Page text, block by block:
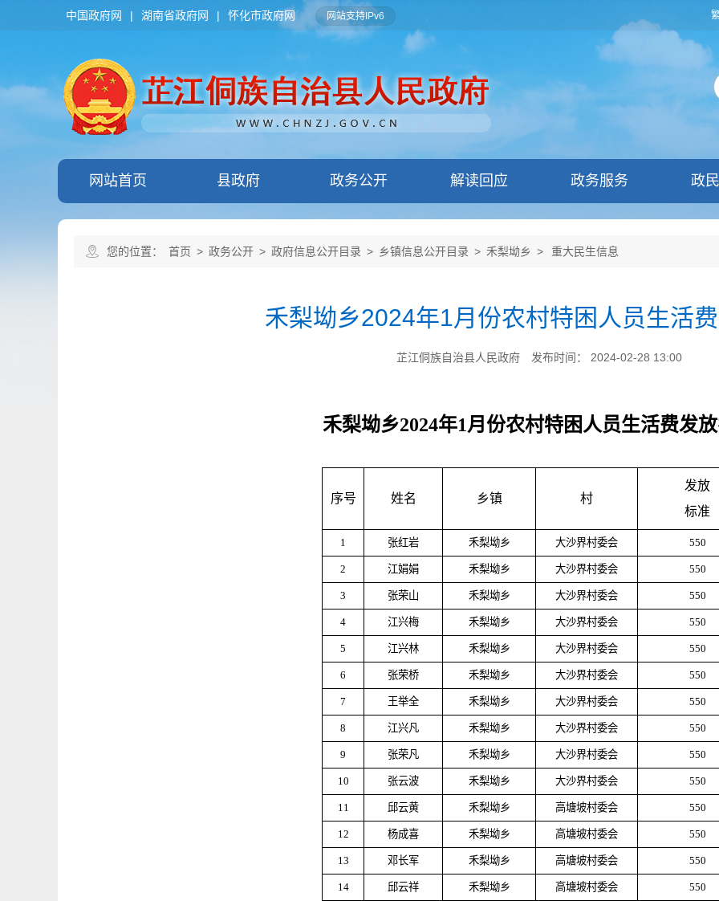
中国政府网 | 湖南省政府网 | 怀化市政府网 网站支持IPv6
网站首页 县政府 政务公开 解读回应 政务服务 政
您的位置： 首页 > 政务公开 > 政府信息公开目录 > 乡镇信息公开目录 > 禾梨坳乡 > 重大民生信息
禾梨坳乡2024年1月份农村特困人员生活
芷江侗族自治县人民政府 发布时间： 2024-02-28 13:00
禾梨坳乡2024年1月份农村特困人员生活费发
序号 姓名 乡镇 村
发放
标准
1 张红岩 禾梨坳乡 大沙界村委会 550
2 江娟娟 禾梨坳乡 大沙界村委会 550
3 张荣山 禾梨坳乡 大沙界村委会 550
4 江兴梅 禾梨坳乡 大沙界村委会 550
5 江兴林 禾梨坳乡 大沙界村委会 550
6 张荣桥 禾梨坳乡 大沙界村委会 550
7 王举全 禾梨坳乡 大沙界村委会 550
8 江兴凡 禾梨坳乡 大沙界村委会 550
9 张荣凡 禾梨坳乡 大沙界村委会 550
10 张云波 禾梨坳乡 大沙界村委会 550
11 邱云黄 禾梨坳乡 高塘坡村委会 550
12 杨成喜 禾梨坳乡 高塘坡村委会 550
13 邓长军 禾梨坳乡 高塘坡村委会 550
14 邱云祥 禾梨坳乡 高塘坡村委会 550